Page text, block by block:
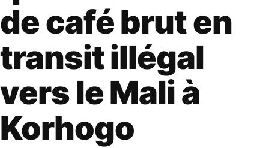
de café brut en
transit illégal
vers le Mali à
Korhogo